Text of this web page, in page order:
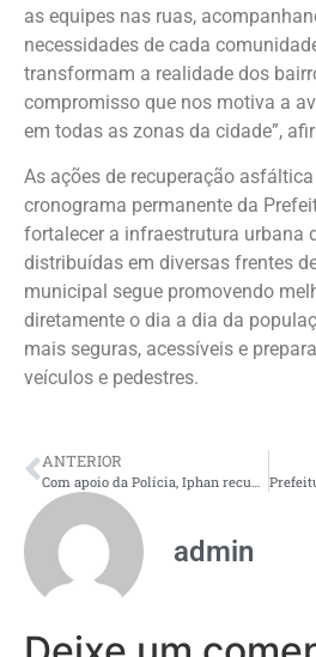
as equipes nas ruas,
necessidades de cada
transformam a realidade dos
compromisso que nos motiva a
em todas as zonas da cidade”,
As ações de recuperação
cronograma permanente da
fortalecer a infraestrutura urbana
distribuídas em diversas frentes
municipal segue promovendo
diretamente o dia a dia da
mais seguras, acessíveis e
veículos e pedestres.
ANTERIOR
admin